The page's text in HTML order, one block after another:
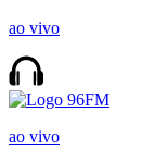
ao vivo
ao vivo